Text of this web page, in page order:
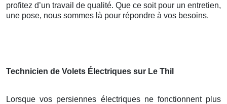
profitez d’un travail de qualité. Que ce soit pour un entretien,
une pose, nous sommes là pour répondre à vos besoins.
Technicien de Volets Électriques sur Le Thil
Lorsque vos persiennes électriques ne fonctionnent plus